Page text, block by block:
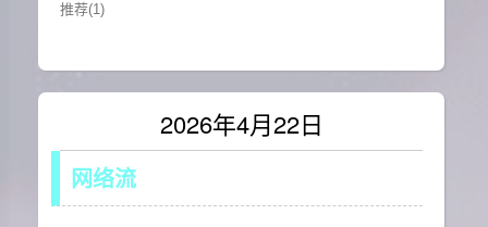
推荐(1)
2026年4月22日
网络流